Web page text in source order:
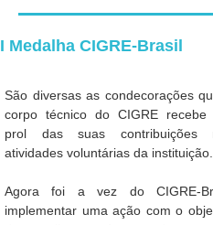
I Medalha CIGRE-Brasil
São diversas as condecorações
corpo técnico do CIGRE recebe
prol das suas contribuições
atividades voluntárias da instituição.
Agora foi a vez do CIGRE-
implementar uma ação com o